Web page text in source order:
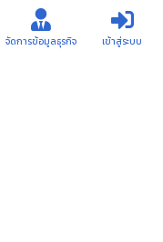
จัดการข้อมูลธุรกิจ เข้าสู่ระบบ